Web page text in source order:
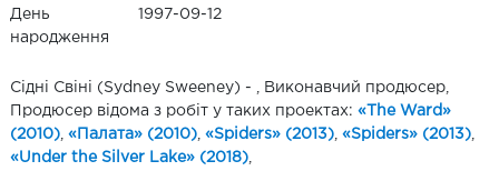
День
народження
1997-09-12
Сідні Свіні (Sydney Sweeney) - , Виконавчий продюсер,
Продюсер відома з робіт у таких проектах: «The Ward»
(2010) «Палата» (2010) «Spiders» (2013) «Spiders» (2013)
«Under the Silver Lake» (2018)